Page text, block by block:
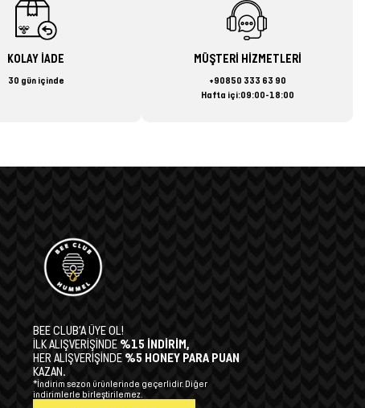
KOLAY İADE
30 gün içinde
MÜŞTERİ HİZMETLERİ
+90850 333 63 90
Hafta içi:09:00-18:00
BEE CLUB’A ÜYE OL!
İLK ALIŞVERİŞİNDE %15 İNDİRİM,
HER ALIŞVERİŞİNDE %5 HONEY PARA PUAN
KAZAN.
*İndirim sezon ürünlerinde geçerlidir. Diğer
indirimlerle birleştirilemez.